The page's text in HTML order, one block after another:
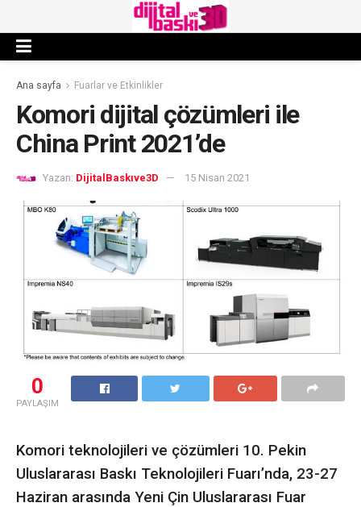
Ana sayfa Fuarlar ve Etkinlikler
Komori dijital çözümleri ile
China Print 2021’de
Yazan: DijitalBaskıve3D 15 Nisan 2021
0
PAYLAŞIM
Komori teknolojileri ve çözümleri 10. Pekin
Uluslararası Baskı Teknolojileri Fuarı’nda, 23-27
Haziran arasında Yeni Çin Uluslararası Fuar